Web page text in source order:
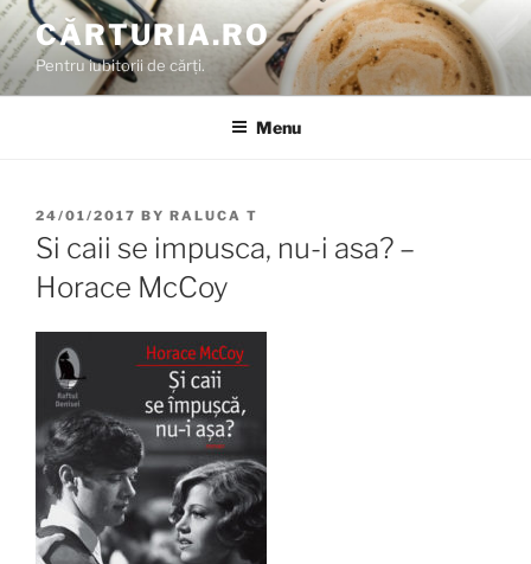
Skip
to
content
CĂRTURIA.RO
Pentru iubitorii de cărți.
Menu
POSTED
ON
24/01/2017 BY RALUCA T
Si caii se impusca, nu-i asa? –
Horace McCoy